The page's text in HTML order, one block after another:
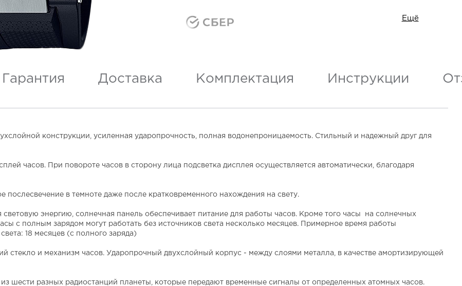
Ещё
Гарантия Доставка Комплектация Инструкции
конструкции, усиленная ударопрочность, полная водонепроницаемость. Стильный и надежный друг для
часов. При повороте часов в сторону лица подсветка дисплея осуществляется автоматически, благодаря
послесвечение в темноте даже после кратковременного нахождения на свету.
энергию, солнечная панель обеспечивает питание для работы часов. Кроме того часы на солнечных
с полным зарядом могут работать без источников света несколько месяцев. Примерное время работы
18 месяцев (с полного заряда)
стекло и механизм часов. Ударопрочный двухслойный корпус - между слоями металла, в качестве амортизирующей
шести разных радиостанций планеты, которые передают временные сигналы от определенных атомных часов.